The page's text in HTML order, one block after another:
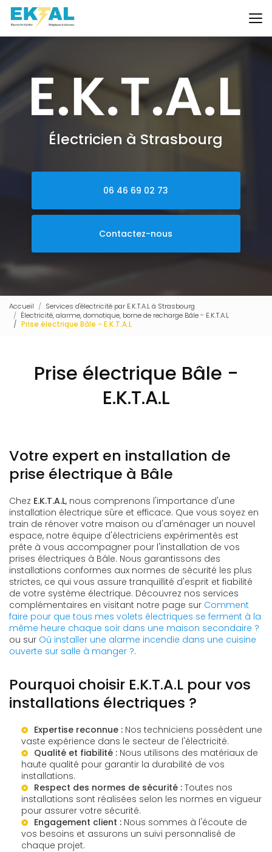
Aller
au
contenu
principal
Électricien à Strasbourg
06 46 69 02 73
Contactez-nous
Accueil
Services d'électricité par E.K.T.A.L à Strasbourg
Électricité, alarme, domotique, borne de recharge Bâle - E.K.T.A.L
Prise électrique Bâle - E.K.T.A.L
Prise électrique Bâle -
E.K.T.A.L
Votre expert en installation de
prise électrique à Bâle
Chez E.K.T.A.L, nous comprenons l'importance d'une
installation électrique sûre et efficace. Que vous soyez en
train de rénover votre maison ou d'aménager un nouvel
espace, notre équipe d'électriciens expérimentés est
prête à vous accompagner pour l'installation de vos
prises électriques à Bâle. Nous garantissons des
installations conformes aux normes de sécurité les plus
strictes, ce qui vous assure tranquillité d'esprit et fiabilité
de votre système électrique. Découvrez nos services
complémentaires en visitant notre page sur Comment
faire pour que tous mes volets électriques se ferment à la
même heure chaque soir dans une maison secondaire ?
ou sur Où installer une alarme incendie dans une cuisine
ouverte sur salle à manger ?.
Pourquoi choisir E.K.T.A.L pour vos
installations électriques ?
Expertise reconnue : Nos techniciens possèdent une
vaste expérience dans le secteur de l'électricité.
Qualité et fiabilité : Nous utilisons des matériaux de
haute qualité pour garantir la durabilité de vos
installations.
Respect des normes de sécurité : Toutes nos
installations sont réalisées selon les normes en vigueur
pour assurer votre sécurité.
Engagement client : Nous sommes à l'écoute de
vos besoins et assurons un suivi personnalisé de
chaque projet.